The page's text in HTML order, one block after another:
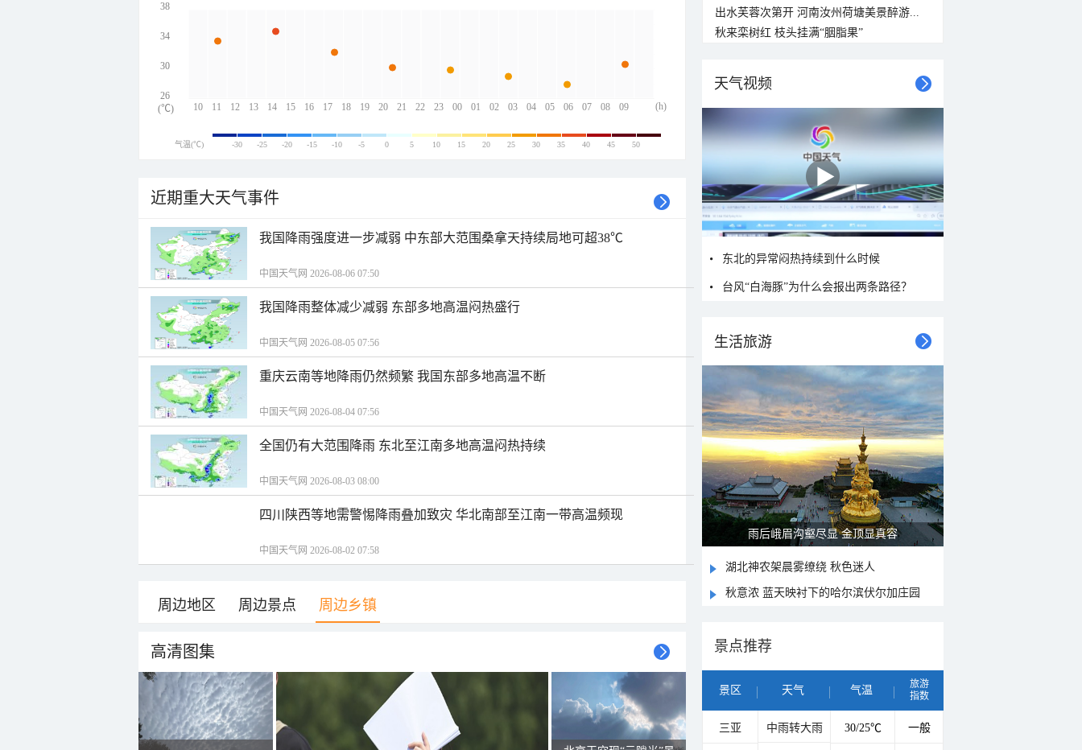
10 11 12 13 14 15 16 17 18 19 20 21 22 23 00 01 02 03 04 05 06 07 08 09
38
34
30
26
(h)
(℃)
气温(℃) -30 -25 -20 -15 -10 -5 0 5 10 15 20 25 30 35 40 45 50
近期重大天气事件
我国降雨强度进一步减弱 中东部大范围桑拿天持续局地可超38℃
中国天气网 2026-08-06 07:50
我国降雨整体减少减弱 东部多地高温闷热盛行
中国天气网 2026-08-05 07:56
重庆云南等地降雨仍然频繁 我国东部多地高温不断
中国天气网 2026-08-04 07:56
全国仍有大范围降雨 东北至江南多地高温闷热持续
中国天气网 2026-08-03 08:00
四川陕西等地需警惕降雨叠加致灾 华北南部至江南一带高温频现
中国天气网 2026-08-02 07:58
周边地区 周边景点 周边乡镇
高清图集
出水芙蓉次第开 河南汝州荷塘美景醉游...
秋来栾树红 枝头挂满“胭脂果”
天气视频
东北的异常闷热持续到什么时候
台风“白海豚”为什么会报出两条路径？
生活旅游
山水扇面：秋红点缀颐和园西堤
湖北神农架晨雾缭绕 秋色迷人
秋意浓 蓝天映衬下的哈尔滨伏尔加庄园
景点推荐
景区 天气 气温
旅游
指数
三亚 中雨转大雨 30/25℃ 一般